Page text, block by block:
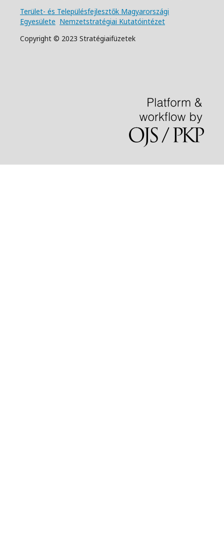
Terület- és Településfejlesztők Magyarországi
Egyesülete Nemzetstratégiai Kutatóintézet
Copyright © 2023 Stratégiaifüzetek